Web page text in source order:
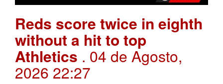
Reds score twice in eighth
without a hit to top
Athletics . 04 de Agosto,
2026 22:27